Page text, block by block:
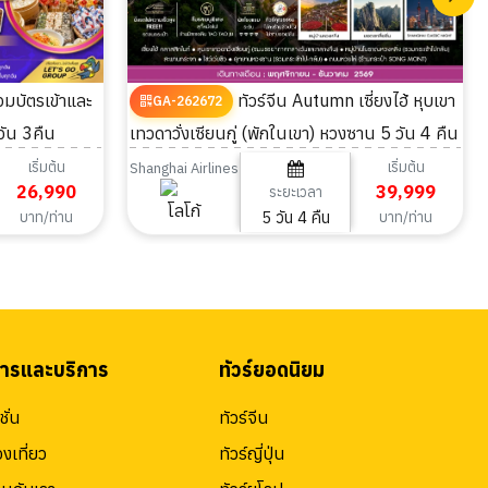
น 3คืน
เริ่มต้น
26,990
บาท/ท่าน
GA-262672
ทัวร์จีน Autumn เซี่ยงไฮ้ หุบเขา
เทวดาวั่งเซียนกู่ (พักในเขา) หวงซาน 5 วัน 4 คืน
Shanghai Airlines
ระยะเวลา
5 วัน 4 คืน
เริ่มต้น
39,999
บาท/ท่าน
รและบริการ
น
เที่ยว
ทัวร์ยอดนิยม
ทัวร์จีน
ทัวร์ญี่ปุ่น